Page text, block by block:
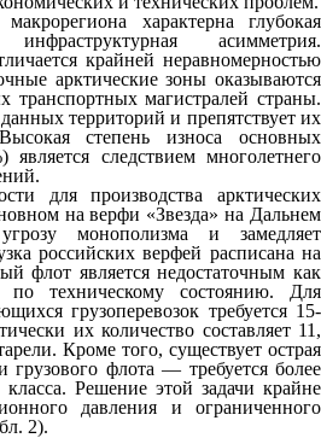
характерна глубокая
асимметрия.
крайней неравномерностью
арктические зоны оказываются
транспортных магистралей страны.
территорий и препятствует их
степень износа основных
следствием многолетнего
для производства арктических
на верфи «Звезда» на Дальнем
монополизма и замедляет
российских верфей расписана на
флот является недостаточным как
техническому состоянию. Для
грузоперевозок требуется 15-
их количество составляет 11,
Кроме того, существует острая
грузового флота — требуется более
Решение этой задачи крайне
давления и ограниченного
2).